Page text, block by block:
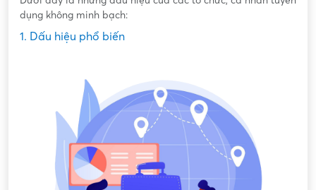
dụng không minh bạch:
1. Dấu hiệu phổ biến